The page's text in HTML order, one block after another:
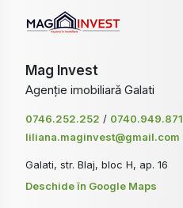
Mag Invest
Agenție imobiliară Galati
0746.252.252 / 0740.949.871
liliana.maginvest@gmail.com
Galati, str. Blaj, bloc H, ap. 16
Deschide în Google Maps